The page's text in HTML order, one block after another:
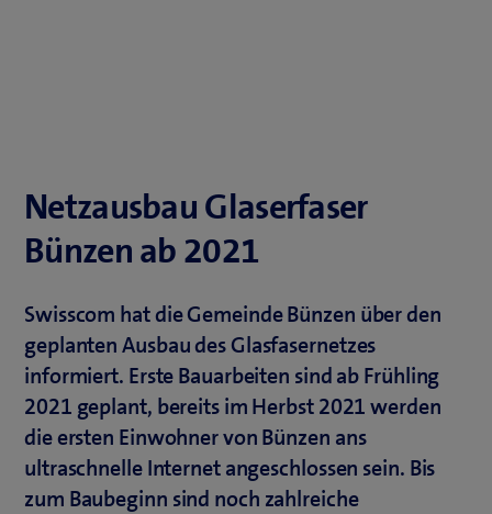
Netzausbau Glaserfaser
Bünzen ab 2021
Swisscom hat die Gemeinde Bünzen über den
geplanten Ausbau des Glasfasernetzes
informiert. Erste Bauarbeiten sind ab Frühling
2021 geplant, bereits im Herbst 2021 werden
die ersten Einwohner von Bünzen ans
ultraschnelle Internet angeschlossen sein. Bis
zum Baubeginn sind noch zahlreiche